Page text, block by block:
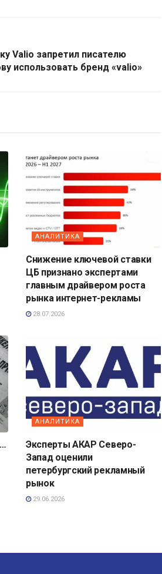
Valio запретил писателю
использовать бренд «valio»
АНАЛИТИКА
Снижение ключевой ставки
ЦБ признано экспертами
главным драйвером роста
рынка интернет-рекламы
28.07.2026
АНАЛИТИКА
Эксперты АКАР Северо-
Запад оценили
петербургский рекламный
рынок
29.06.2026